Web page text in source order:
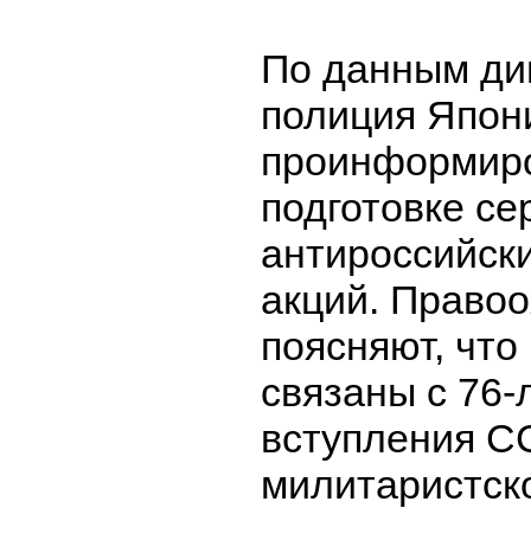
По данным
полиция
подготовке
акций.
поясняют,
связаны с
вступления